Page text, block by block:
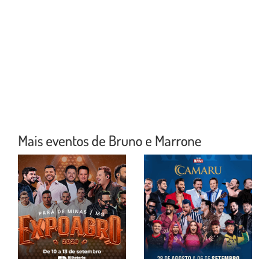
Mais eventos de Bruno e Marrone